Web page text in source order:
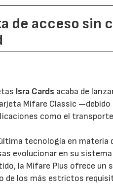
de acceso sin
Isra Cards acaba de
Mifare Classic
como el
tecnología en materia
evolucionar en su
la Mifare Plus ofrece un
de los más estrictos